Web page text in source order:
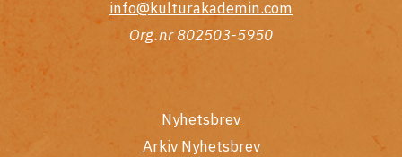
info@kulturakademin.com
Org.nr 802503-5950
Nyhetsbrev
Arkiv Nyhetsbrev